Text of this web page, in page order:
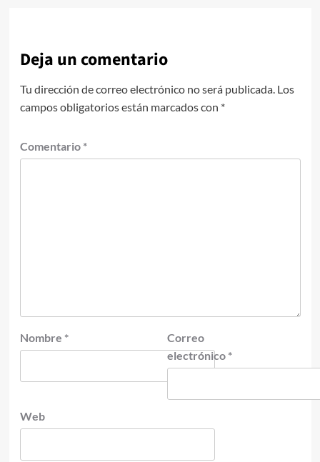
Deja un comentario
Tu dirección de correo electrónico no será publicada. Los
campos obligatorios están marcados con *
Comentario *
Nombre *
Correo
electrónico *
Web